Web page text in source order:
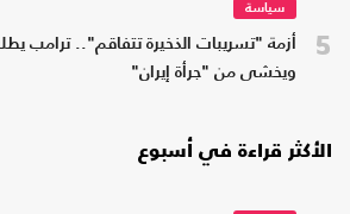
5
سياسة
أزمة "تسريبات الذخيرة تتفاقم".. ترامب
ويخشى من "جرأة إيران"
الأكثر قراءة في أسبوع